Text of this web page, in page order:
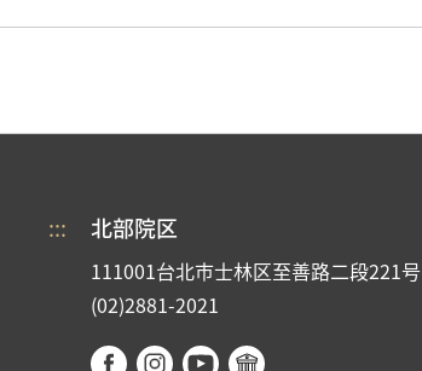
::: 北部院区
111001台北市士林区至善路二段221号
(02)2881-2021